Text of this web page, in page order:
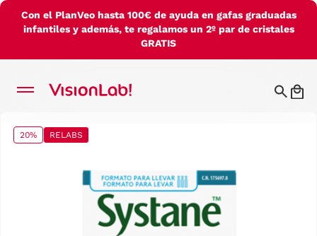
Con el PlanVeo hasta 100€ de ayuda en gafas graduadas
infantiles y además, te regalamos un 2º par de cristales
GRATIS
20% RELABS